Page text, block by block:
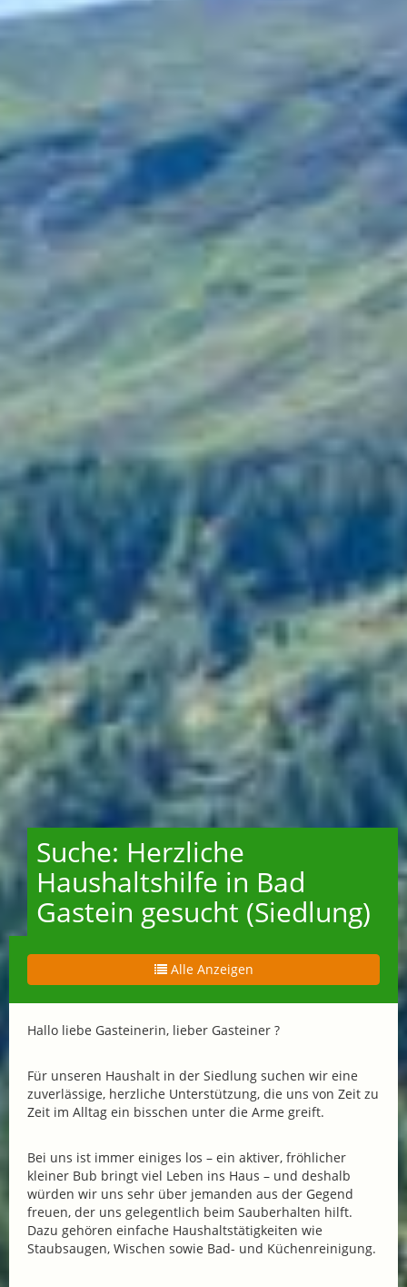
Suche: Herzliche
Haushaltshilfe in Bad
Gastein gesucht (Siedlung)
Alle Anzeigen
Hallo liebe Gasteinerin, lieber Gasteiner ?
Für unseren Haushalt in der Siedlung suchen wir eine
zuverlässige, herzliche Unterstützung, die uns von Zeit zu
Zeit im Alltag ein bisschen unter die Arme greift.
Bei uns ist immer einiges los – ein aktiver, fröhlicher
kleiner Bub bringt viel Leben ins Haus – und deshalb
würden wir uns sehr über jemanden aus der Gegend
freuen, der uns gelegentlich beim Sauberhalten hilft.
Dazu gehören einfache Haushaltstätigkeiten wie
Staubsaugen, Wischen sowie Bad- und Küchenreinigung.